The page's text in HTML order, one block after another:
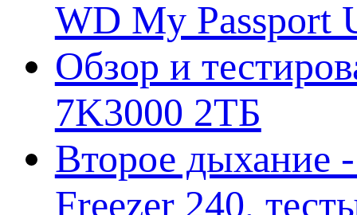
WD My Passport
Обзор и
7K3000 2ТБ
Второе дыхание
Freezer 240,